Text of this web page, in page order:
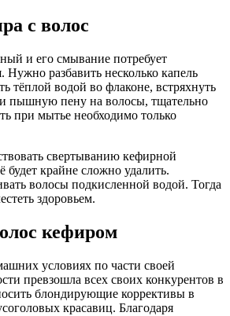
с волос
и его смывание потребует
разбавить несколько капель
тёплой водой во флаконе, встряхнуть
пышную пену на волосы, тщательно
при мытье необходимо только
свертыванию кефирной
будет крайне сложно удалить.
волосы подкисленной водой. Тогда
здоровьем.
кефиром
условиях по части своей
превзошла всех своих конкурентов в
блондирующие коррективы в
красавиц. Благодаря